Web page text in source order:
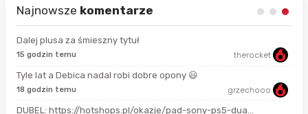
Najnowsze komentarze
Dalej plusa za śmieszny tytuł
15 godzin temu therocket
Tyle lat a Debica nadal robi dobre opony 😃
18 godzin temu grzechooo
DUBEL: https://hotshops.pl/okazje/pad-sony-ps5-dua...